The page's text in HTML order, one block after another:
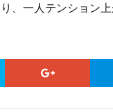
、一人テンション上